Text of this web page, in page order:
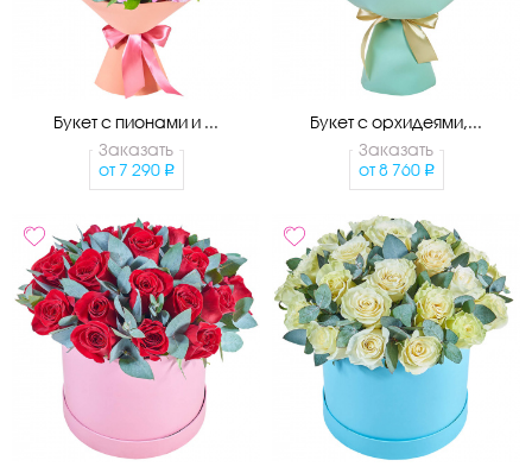
Букет с пионами и ...
Заказать
от 7 290
Букет с орхидеями,...
Заказать
от 8 760